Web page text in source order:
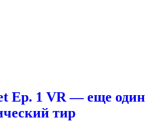
Ep. 1 VR — еще один
тир